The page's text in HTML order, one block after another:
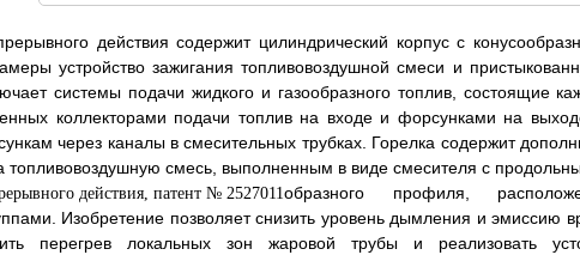
действия содержит цилиндрический корпус с
устройство зажигания топливовоздушной смеси и
системы подачи жидкого и газообразного топлив, состоящие
коллекторами подачи топлив на входе и форсунками на
через каналы в смесительных трубках. Горелка содержит
топливовоздушную смесь, выполненным в виде смесителя с
образного профиля,
Изобретение позволяет снизить уровень дымления и эмиссию
перегрев локальных зон жаровой трубы и реализовать